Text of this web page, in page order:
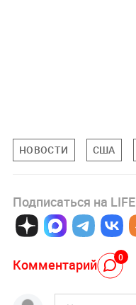
НОВОСТИ США
Подписаться на LIFE
Комментарий 0